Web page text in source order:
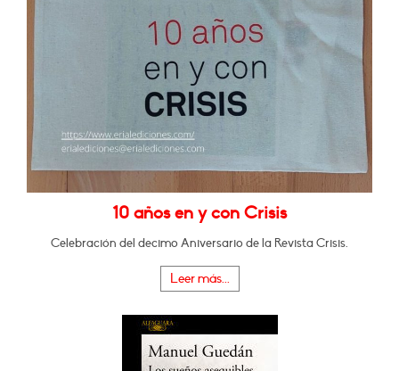
10 años en y con Crisis
Celebración del decimo Aniversario de la Revista Crisis.
Leer más...